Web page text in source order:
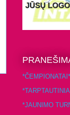
*ČEMPIONATAI*
*JAUNIMO